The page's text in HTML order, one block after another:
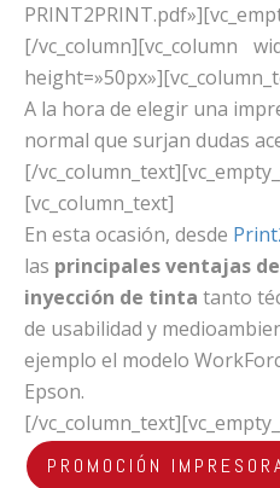
[/vc_column][vc_column
A la hora de elegir una
normal que surjan dudas
[/
[vc_column_text]
En esta ocasión, desde
las principales ventajas
inyección de tinta tanto
de usabilidad y
ejemplo el modelo
Epson.
[/
PROMOCIÓN